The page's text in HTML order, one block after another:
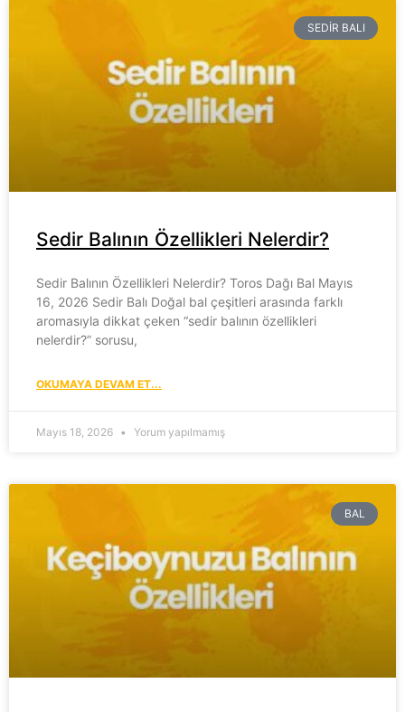
SEDIR BALI
Sedir Balının Özellikleri Nelerdir?
Sedir Balının Özellikleri Nelerdir? Toros Dağı Bal Mayıs
16, 2026 Sedir Balı Doğal bal çeşitleri arasında farklı
aromasıyla dikkat çeken “sedir balının özellikleri
nelerdir?” sorusu,
OKUMAYA DEVAM ET...
Mayıs 18, 2026 Yorum yapılmamış
BAL